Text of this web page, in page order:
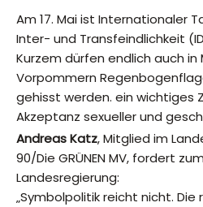
Am 17. Mai ist Internationaler
Inter- und Transfeindlichkeit
Kurzem dürfen endlich auch in
Vorpommern
gehisst werden. ein wichtiges
Akzeptanz sexueller und
Andreas Katz, Mitglied im
90/Die GRÜNEN MV, fordert
Landesregierung:
„Symbolpolitik reicht nicht.